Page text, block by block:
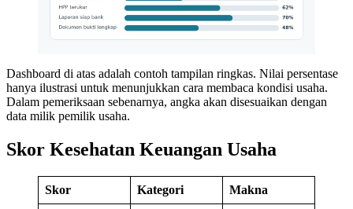
Dashboard di atas adalah contoh tampilan ringkas. Nilai persentase
hanya ilustrasi untuk menunjukkan cara membaca kondisi usaha.
Dalam pemeriksaan sebenarnya, angka akan disesuaikan dengan
data milik pemilik usaha.
Skor Kesehatan Keuangan Usaha
Skor Kategori Makna